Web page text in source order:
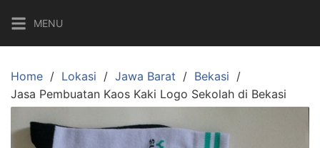
content
MENU
Home Lokasi Jawa Barat
Bekasi
Jasa Pembuatan Kaos Kaki Logo Sekolah di Bekasi